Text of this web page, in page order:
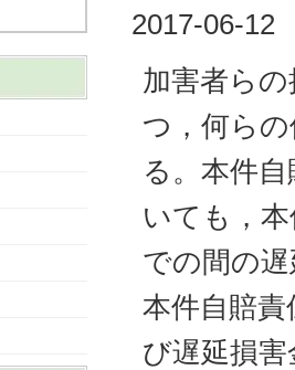
2017-06-12
加害者ら
つ，何ら
る。本件
いても，
での間の
本件自賠
び遅延損